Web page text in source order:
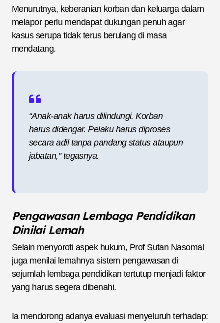
Menurutnya, keberanian korban dan keluarga dalam
melapor perlu mendapat dukungan penuh agar
kasus serupa tidak terus berulang di masa
mendatang.
“Anak-anak harus dilindungi. Korban
harus didengar. Pelaku harus diproses
secara adil tanpa pandang status ataupun
jabatan,” tegasnya.
Pengawasan Lembaga Pendidikan
Dinilai Lemah
Selain menyoroti aspek hukum, Prof Sutan Nasomal
juga menilai lemahnya sistem pengawasan di
sejumlah lembaga pendidikan tertutup menjadi faktor
yang harus segera dibenahi.
Ia mendorong adanya evaluasi menyeluruh terhadap: